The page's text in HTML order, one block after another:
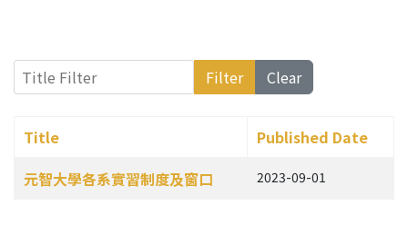
Title Filter Filter Clear
Articles
Title
Published Date
元智大學各系實習制度及窗口
2023-09-01